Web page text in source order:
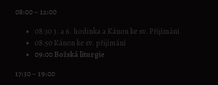
08:00 – 12:00
08:30 3. a 6. hodinka a Kánon ke sv. Přijímání
08:50 Kánon ke sv. přijímání
09:00 Božská liturgie
17:30 – 19:00